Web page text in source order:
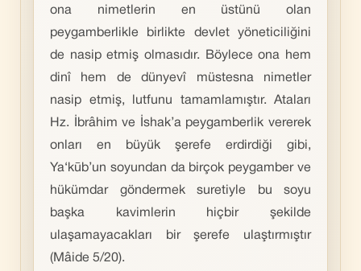
ona nimetlerin en üstünü olan
peygamberlikle birlikte devlet yöneticiliğini
de nasip etmiş olmasıdır. Böylece ona hem
dinî hem de dünyevî müstesna nimetler
nasip etmiş, lutfunu tamamlamıştır. Ataları
Hz. İbrâhim ve İshak’a peygamberlik vererek
onları en büyük şerefe erdirdiği gibi,
Ya‘kūb’un soyundan da birçok peygamber ve
hükümdar göndermek suretiyle bu soyu
başka kavimlerin hiçbir şekilde
ulaşamayacakları bir şerefe ulaştırmıştır
(Mâide 5/20).